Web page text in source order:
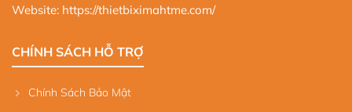
Website: https://thietbiximahtme.com/
CHÍNH SÁCH HỖ TRỢ
Chính Sách Bảo Mật